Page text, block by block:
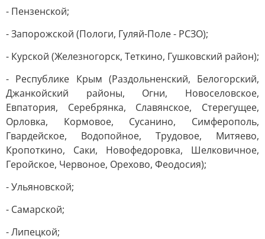
- Пензенской;
- Запорожской (Пологи, Гуляй-Поле - РСЗО);
- Курской (Железногорск, Теткино, Гушковский район);
- Республике Крым (Раздольненский, Белогорский,
Джанкойский районы, Огни, Новоселовское,
Евпатория, Серебрянка, Славянское, Стерегущее,
Орловка, Кормовое, Сусанино, Симферополь,
Гвардейское, Водопойное, Трудовое, Митяево,
Кропоткино, Саки, Новофедоровка, Шелковичное,
Геройское, Червоное, Орехово, Феодосия);
- Ульяновской;
- Самарской;
- Липецкой;